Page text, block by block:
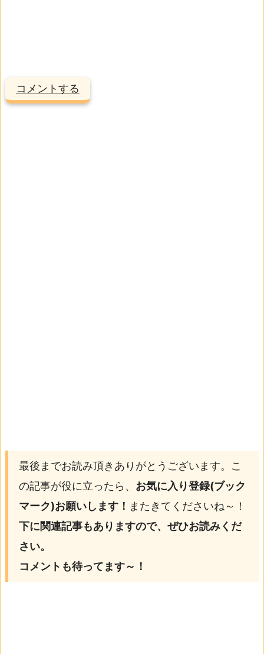
コメントする
最後までお読み頂きありがとうございます。こ
の記事が役に立ったら、 お気に入り登録(ブック
マーク)お願いします！ またきてくださいね～！
下に関連記事もありますので、ぜひお読みくだ
さい。
コメントも待ってます～！